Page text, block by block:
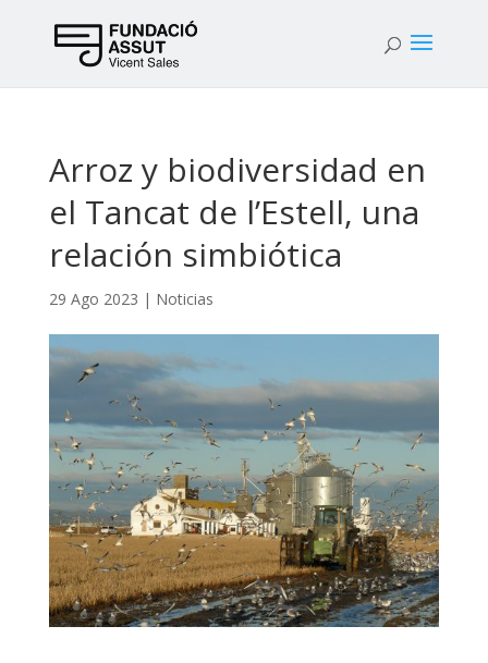
Arroz y biodiversidad en
el Tancat de l’Estell, una
relación simbiótica
29 Ago 2023 | Noticias